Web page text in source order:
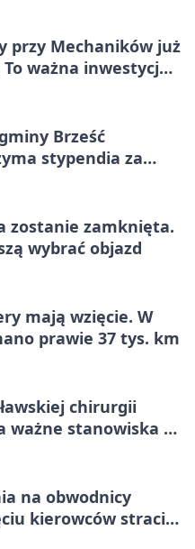
przy Mechaników już
To ważna inwestycja
Brześć
stypendia za
zostanie zamknięta.
wybrać objazd
mają wzięcie. W
prawie 37 tys. km
chirurgii
ważne stanowiska w
na obwodnicy
kierowców straciło